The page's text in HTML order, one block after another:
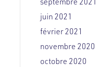
juin 2021
février 2021
novembre 2020
octobre 2020